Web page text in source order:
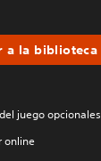
a la biblioteca
juego opcionales
online